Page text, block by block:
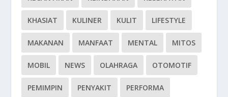
KHASIAT KULINER KULIT LIFESTYLE
MAKANAN MANFAAT MENTAL MITOS
MOBIL NEWS OLAHRAGA OTOMOTIF
PEMIMPIN PENYAKIT PERFORMA